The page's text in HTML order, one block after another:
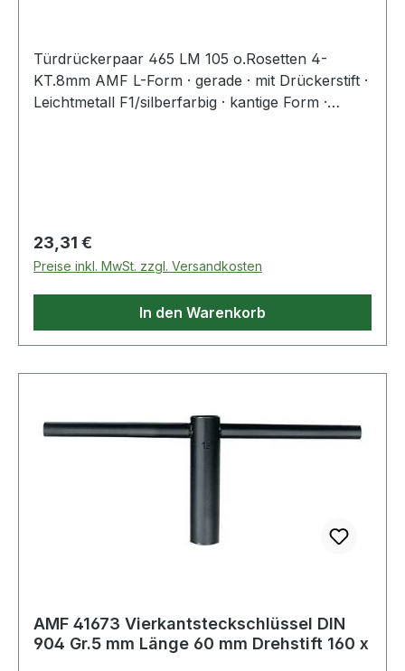
Türdrückerpaar 465 LM 105 o.Rosetten 4-
KT.8mm AMF L-Form · gerade · mit Drückerstift ·
Leichtmetall F1/silberfarbig · kantige Form ·
Regulärer Preis:
23,31 €
Preise inkl. MwSt. zzgl. Versandkosten
In den Warenkorb
AMF 41673 Vierkantsteckschlüssel DIN
904 Gr.5 mm Länge 60 mm Drehstift 160 x